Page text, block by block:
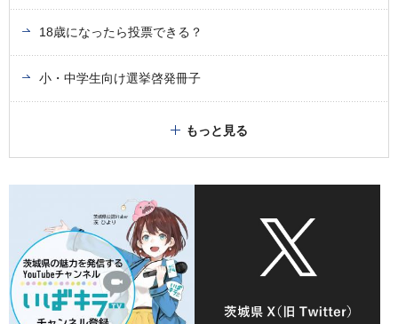
18歳になったら投票できる？
小・中学生向け選挙啓発冊子
もっと見る